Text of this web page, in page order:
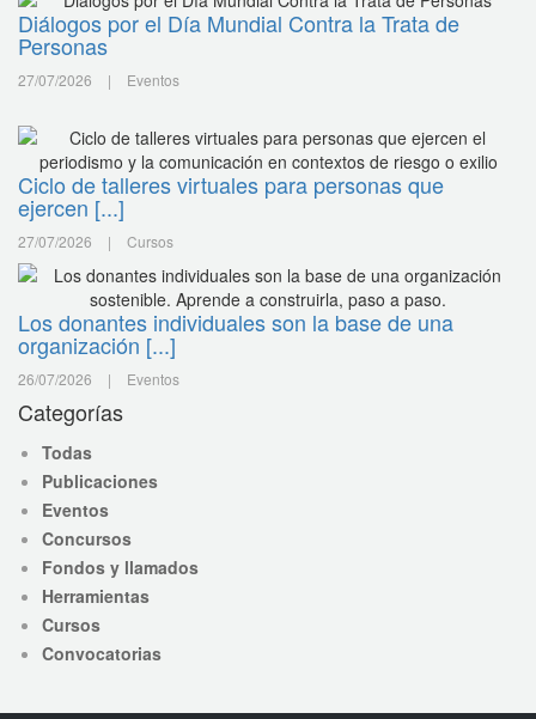
Diálogos por el Día Mundial Contra la Trata de
Personas
27/07/2026 | Eventos
Ciclo de talleres virtuales para personas que
ejercen [...]
27/07/2026 | Cursos
Los donantes individuales son la base de una
organización [...]
26/07/2026 | Eventos
Categorías
Todas
Publicaciones
Eventos
Concursos
Fondos y llamados
Herramientas
Cursos
Convocatorias